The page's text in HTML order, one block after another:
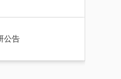
公告
目竞争性磋商公…